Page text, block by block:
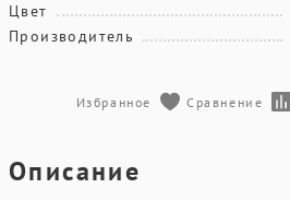
Цвет
Производитель
Избранное Сравнение
Описание